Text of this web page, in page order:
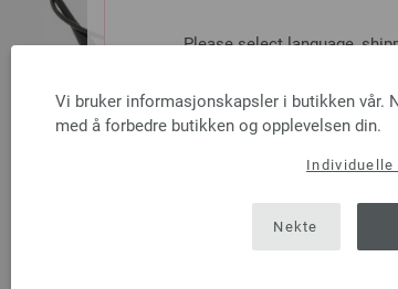
Please select language,
SHIPPING TO
USA - The United
Vi bruker informasjonskapsler i butikken vår.
med å forbedre butikken og opplevelsen din.
Nekte